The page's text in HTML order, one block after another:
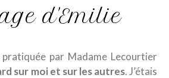
d'Emilie
par Madame Lecourtier
sur moi et sur les autres. J’étais